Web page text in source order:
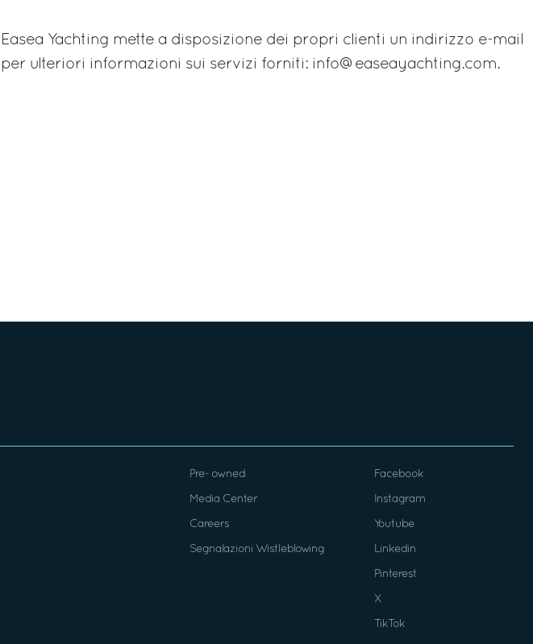
Easea Yachting mette a disposizione dei propri clienti un indirizzo e-mail
per ulteriori informazioni sui servizi forniti: info@easeayachting.com.
Pre- owned
Media Center
Careers
Segnalazioni Wistleblowing
Facebook
Instagram
Youtube
Linkedin
Pinterest
X
TikTok